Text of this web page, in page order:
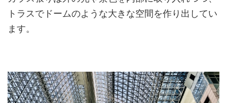
トラスでドームのような大きな空間を作り出してい
ます。